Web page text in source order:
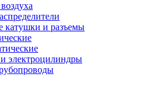
катушки и разъемы
электроцилиндры